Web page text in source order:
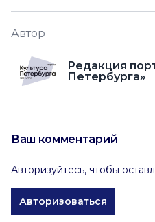
Автор
Редакция
Петербурга»
Ваш комментарий
Авторизуйтесь, чтобы
Авторизоваться